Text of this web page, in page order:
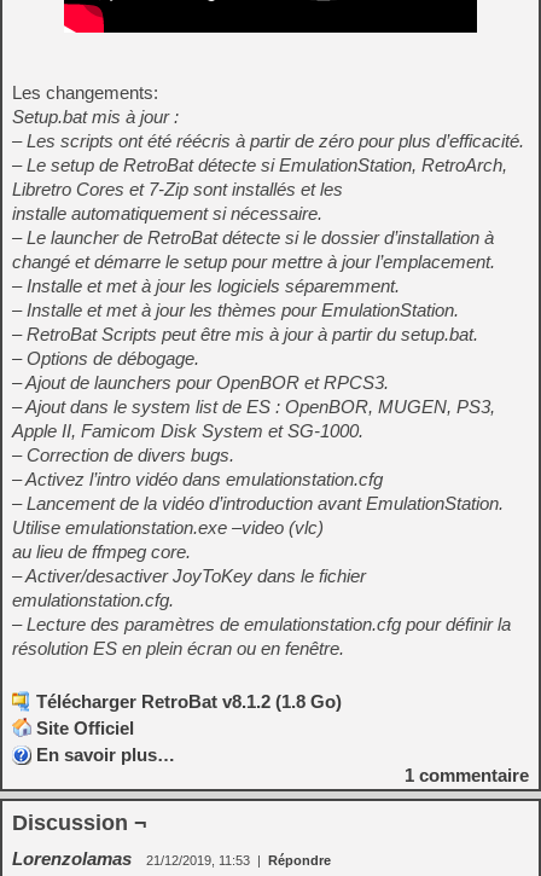
Les changements:
Setup.bat mis à jour :
– Les scripts ont été réécris à partir de zéro pour plus d’efficacité.
– Le setup de RetroBat détecte si EmulationStation, RetroArch,
Libretro Cores et 7-Zip sont installés et les
installe automatiquement si nécessaire.
– Le launcher de RetroBat détecte si le dossier d’installation à
changé et démarre le setup pour mettre à jour l’emplacement.
– Installe et met à jour les logiciels séparemment.
– Installe et met à jour les thèmes pour EmulationStation.
– RetroBat Scripts peut être mis à jour à partir du setup.bat.
– Options de débogage.
– Ajout de launchers pour OpenBOR et RPCS3.
– Ajout dans le system list de ES : OpenBOR, MUGEN, PS3,
Apple II, Famicom Disk System et SG-1000.
– Correction de divers bugs.
– Activez l’intro vidéo dans emulationstation.cfg
– Lancement de la vidéo d’introduction avant EmulationStation.
Utilise emulationstation.exe –video (vlc)
au lieu de ffmpeg core.
– Activer/desactiver JoyToKey dans le fichier
emulationstation.cfg.
– Lecture des paramètres de emulationstation.cfg pour définir la
résolution ES en plein écran ou en fenêtre.
Télécharger RetroBat v8.1.2 (1.8 Go)
Site Officiel
En savoir plus…
1 commentaire
Discussion ¬
Lorenzolamas 21/12/2019, 11:53 | Répondre